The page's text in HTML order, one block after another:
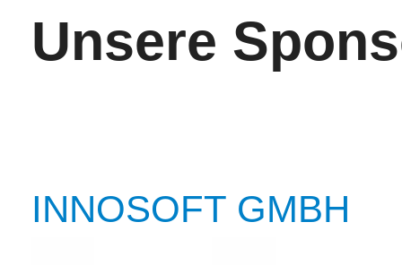
Unsere
INNOSOFT GMBH